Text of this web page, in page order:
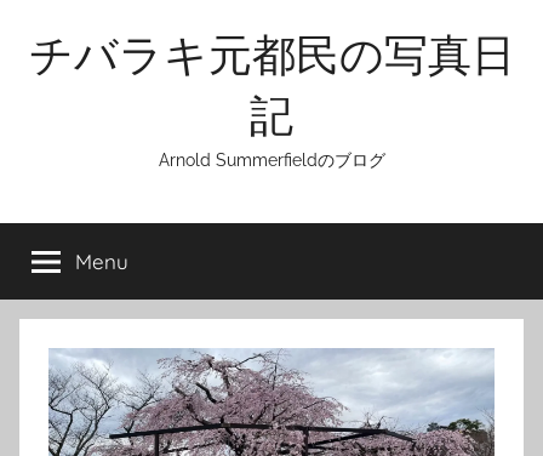
content
チバラキ元都民の写真日
記
Arnold Summerfieldのブログ
Menu